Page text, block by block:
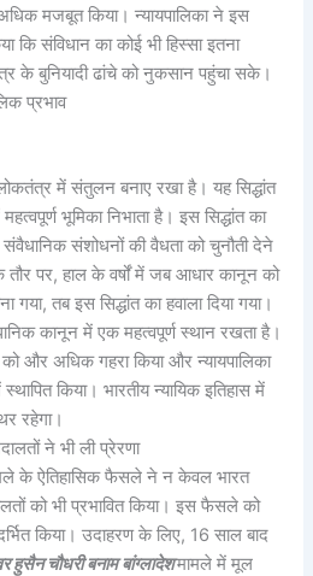
मजबूत किया। न्यायपालिका ने इस
संविधान का कोई भी हिस्सा इतना
के बुनियादी ढांचे को नुकसान पहुंचा सके।
प्रभाव
लोकतंत्र में संतुलन बनाए रखा है। यह सिद्धांत
भूमिका निभाता है। इस सिद्धांत का
संशोधनों की वैधता को चुनौती देने
पर, हाल के वर्षों में जब आधार कानून को
गया, तब इस सिद्धांत का हवाला दिया गया।
कानून में एक महत्वपूर्ण स्थान रखता है।
और अधिक गहरा किया और न्यायपालिका
किया। भारतीय न्यायिक इतिहास में
रहेगा।
ने भी ली प्रेरणा
के ऐतिहासिक फैसले ने न केवल भारत
को भी प्रभावित किया। इस फैसले को
किया। उदाहरण के लिए, 16 साल बाद
हुसैन चौधरी बनाम बांग्लादेशमामले में मूल